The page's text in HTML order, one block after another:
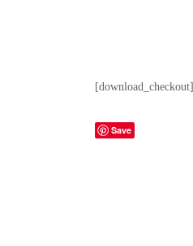
[download_checkout]
Save